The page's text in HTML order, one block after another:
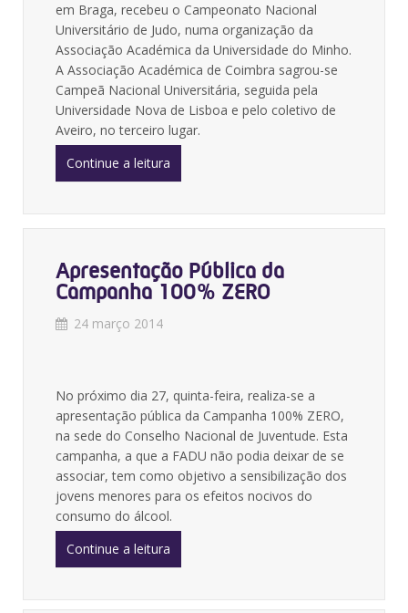
em Braga, recebeu o Campeonato Nacional
Universitário de Judo, numa organização da
Associação Académica da Universidade do Minho.
A Associação Académica de Coimbra sagrou-se
Campeã Nacional Universitária, seguida pela
Universidade Nova de Lisboa e pelo coletivo de
Aveiro, no terceiro lugar.
Continue a leitura
Apresentação Pública da
Campanha 100% ZERO
24 março 2014
No próximo dia 27, quinta-feira, realiza-se a
apresentação pública da Campanha 100% ZERO,
na sede do Conselho Nacional de Juventude. Esta
campanha, a que a FADU não podia deixar de se
associar, tem como objetivo a sensibilização dos
jovens menores para os efeitos nocivos do
consumo do álcool.
Continue a leitura